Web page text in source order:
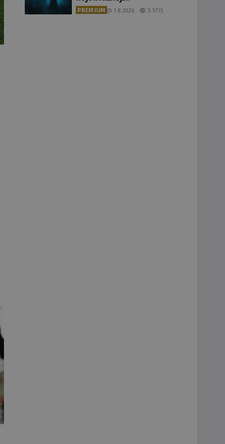
PREMIUM 1.8.2026 3.5TIS